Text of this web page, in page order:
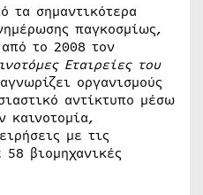
τα σημαντικότερα
παγκοσμίως,
το 2008 τον
Εταιρείες του
οργανισμούς
αντίκτυπο μέσω
καινοτομία,
με τις
βιομηχανικές